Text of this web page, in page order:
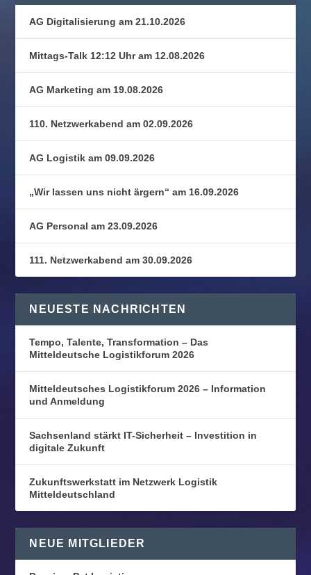
AG Digitalisierung am 21.10.2026
Mittags-Talk 12:12 Uhr am 12.08.2026
AG Marketing am 19.08.2026
110. Netzwerkabend am 02.09.2026
AG Logistik am 09.09.2026
„Wir lassen uns nicht ärgern“ am 16.09.2026
AG Personal am 23.09.2026
111. Netzwerkabend am 30.09.2026
NEUESTE NACHRICHTEN
Tempo, Talente, Transformation – Das
Mitteldeutsche Logistikforum 2026
Mitteldeutsches Logistikforum 2026 – Information
und Anmeldung
Sachsenland stärkt IT-Sicherheit – Investition in
digitale Zukunft
Zukunftswerkstatt im Netzwerk Logistik
Mitteldeutschland
NEUE MITGLIEDER